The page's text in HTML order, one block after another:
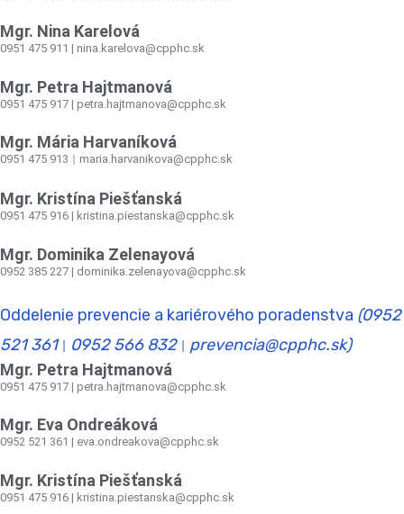
Mgr. Nina Karelová
0951 475 911 | nina.karelova@cpphc.sk
Mgr. Petra Hajtmanová
0951 475 917 | petra.hajtmanova@cpphc.sk
Mgr. Mária Harvaníková
0951 475 913 maria.harvanikova@cpphc.sk
Mgr. Kristína Piešťanská
0951 475 916 | kristina.piestanska@cpphc.sk
Mgr. Dominika Zelenayová
0952 385 227 | dominika.zelenayova@cpphc.sk
Oddelenie prevencie a kariérového poradenstva (0952
521 361
0952 566 832 prevencia@cpphc.sk)
Mgr. Petra Hajtmanová
0951 475 917 | petra.hajtmanova@cpphc.sk
Mgr. Eva Ondreáková
0952 521 361 | eva.ondreakova@cpphc.sk
Mgr. Kristína Piešťanská
0951 475 916 | kristina.piestanska@cpphc.sk